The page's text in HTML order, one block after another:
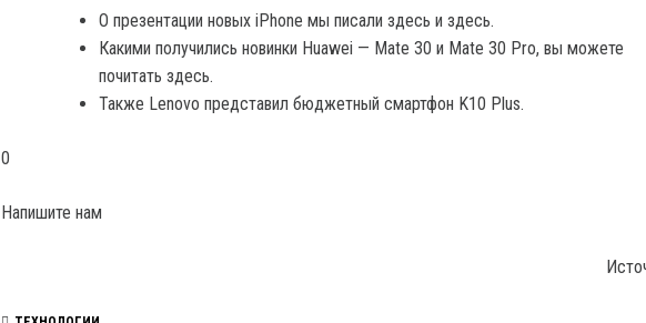
О презентации новых iPhone мы писали здесь и здесь.
Какими получились новинки Huawei — Mate 30 и Mate 30 Pro, вы можете
почитать здесь.
Также Lenovo представил бюджетный смартфон K10 Plus.
0
Напишите нам